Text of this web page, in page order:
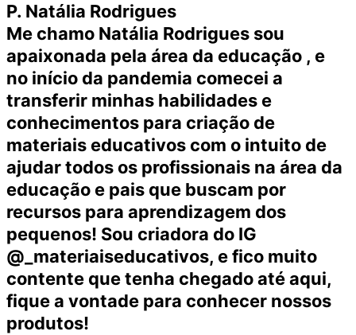
P. Natália Rodrigues
Me chamo Natália Rodrigues sou
apaixonada pela área da educação , e
no início da pandemia comecei a
transferir minhas habilidades e
conhecimentos para criação de
materiais educativos com o intuito de
ajudar todos os profissionais na área da
educação e pais que buscam por
recursos para aprendizagem dos
pequenos! Sou criadora do IG
@_materiaiseducativos, e fico muito
contente que tenha chegado até aqui,
fique a vontade para conhecer nossos
produtos!